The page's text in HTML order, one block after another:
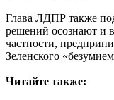
Глава ЛДПР также
решений осознают и
частности,
Зеленского
Читайте также: